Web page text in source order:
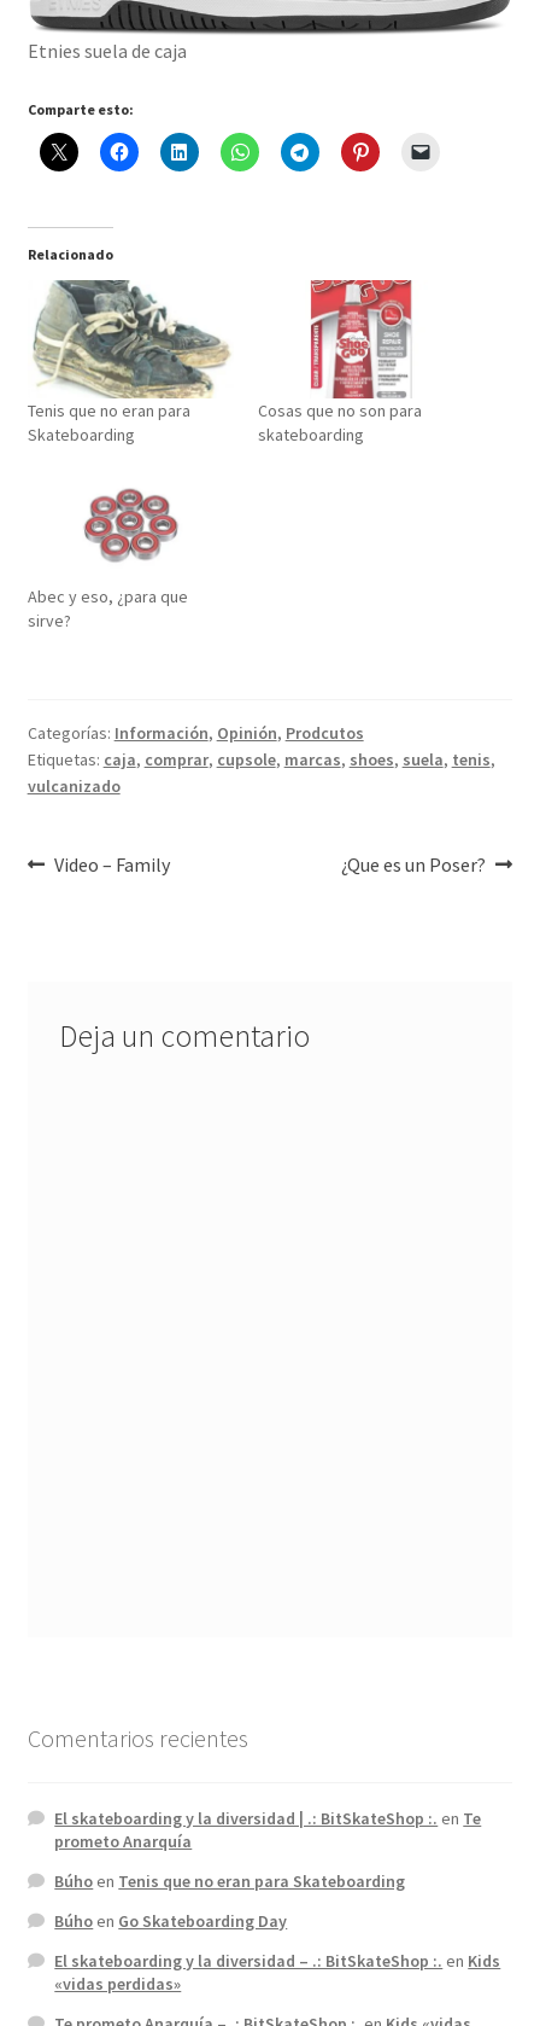
Etnies suela de caja
Comparte esto:
Relacionado
Tenis que no eran para
Skateboarding
Cosas que no son para
skateboarding
Abec y eso, ¿para que
sirve?
Categorías: Información, Opinión, Prodcutos
Etiquetas: caja, comprar, cupsole, marcas, shoes, suela, tenis,
vulcanizado
Navegación
Anterior:
Video – Family Siguiente:
¿Que es un Poser?
Deja un comentario
Comentarios recientes
El skateboarding y la diversidad | .: BitSkateShop :. en Te
prometo Anarquía
Búhoen Tenis que no eran para Skateboarding
Búhoen Go Skateboarding Day
El skateboarding y la diversidad – .: BitSkateShop :. en Kids
«vidas perdidas»